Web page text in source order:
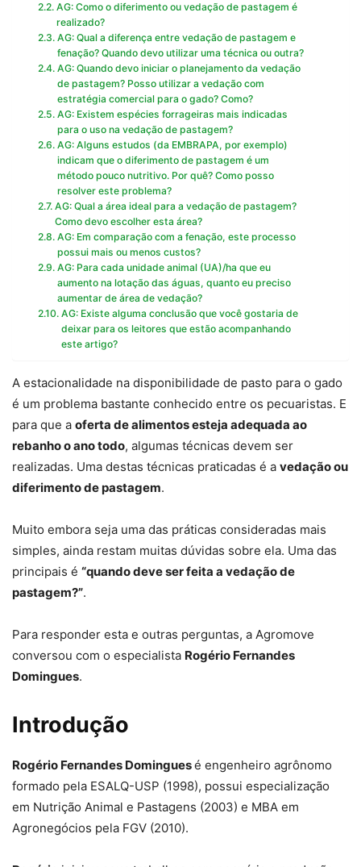
AG: Como o diferimento ou vedação de pastagem é
realizado?
AG: Qual a diferença entre vedação de pastagem e
fenação? Quando devo utilizar uma técnica ou outra?
AG: Quando devo iniciar o planejamento da vedação
de pastagem? Posso utilizar a vedação com
estratégia comercial para o gado? Como?
AG: Existem espécies forrageiras mais indicadas
para o uso na vedação de pastagem?
AG: Alguns estudos (da EMBRAPA, por exemplo)
indicam que o diferimento de pastagem é um
método pouco nutritivo. Por quê? Como posso
resolver este problema?
AG: Qual a área ideal para a vedação de pastagem?
Como devo escolher esta área?
AG: Em comparação com a fenação, este processo
possui mais ou menos custos?
AG: Para cada unidade animal (UA)/ha que eu
aumento na lotação das águas, quanto eu preciso
aumentar de área de vedação?
AG: Existe alguma conclusão que você gostaria de
deixar para os leitores que estão acompanhando
este artigo?
A estacionalidade na disponibilidade de pasto para o gado
é um problema bastante conhecido entre os pecuaristas. E
para que a oferta de alimentos esteja adequada ao
rebanho o ano todo, algumas técnicas devem ser
realizadas. Uma destas técnicas praticadas é a vedação ou
diferimento de pastagem.
Muito embora seja uma das práticas consideradas mais
simples, ainda restam muitas dúvidas sobre ela. Uma das
principais é “quando deve ser feita a vedação de
pastagem?”.
Para responder esta e outras perguntas, a Agromove
conversou com o especialista Rogério Fernandes
Domingues.
Introdução
Rogério Fernandes Dominguesé engenheiro agrônomo
formado pela ESALQ-USP (1998), possui especialização
em Nutrição Animal e Pastagens (2003) e MBA em
Agronegócios pela FGV (2010).